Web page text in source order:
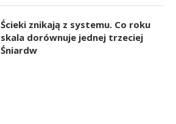
Ścieki znikają z systemu. Co roku
skala dorównuje jednej trzeciej
Śniardw